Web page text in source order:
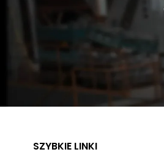
SZYBKIE LINKI